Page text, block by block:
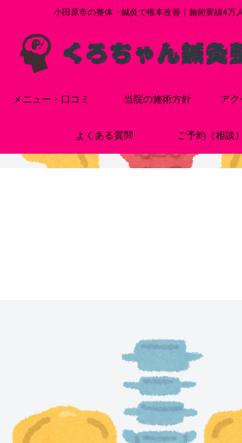
小田原市の整体・鍼灸で根本改善｜施術実績4万
メニュー・口コミ 当院の施術方針 アク
よくある質問 ご予約（相談）